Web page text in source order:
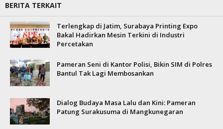
BERITA TERKAIT
Terlengkap di Jatim, Surabaya Printing Expo
Bakal Hadirkan Mesin Terkini di Industri
Percetakan
Pameran Seni di Kantor Polisi, Bikin SIM di Polres
Bantul Tak Lagi Membosankan
Dialog Budaya Masa Lalu dan Kini: Pameran
Patung Surakusuma di Mangkunegaran